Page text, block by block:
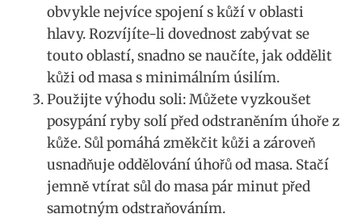
obvykle nejvíce spojení s kůží v oblasti
hlavy. Rozvíjíte-li dovednost zabývat se
touto oblastí, snadno se naučíte, jak oddělit
kůži od masa s minimálním úsilím.
Použijte výhodu soli: Můžete vyzkoušet
posypání ryby solí před odstraněním úhoře z
kůže. Sůl pomáhá změkčit kůži a zároveň
usnadňuje oddělování úhořů od masa. Stačí
jemně vtírat sůl do masa pár minut před
samotným odstraňováním.